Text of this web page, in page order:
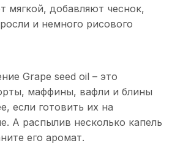
мягкой, добавляют чеснок,
и немного рисового
Grape seed oil – это
маффины, вафли и блины
если готовить их на
А распылив несколько капель
его аромат.